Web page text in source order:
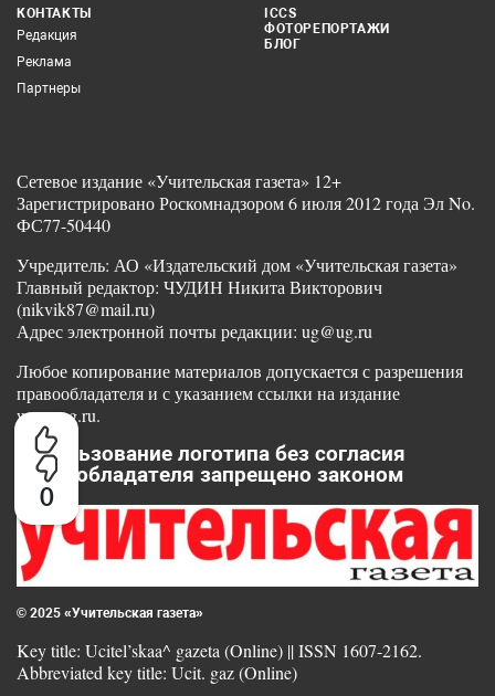
0
КОНТАКТЫ
Редакция
Реклама
Партнеры
ICCS
ФОТОРЕПОРТАЖИ
БЛОГ
Сетевое издание «Учительская газета» 12+
Зарегистрировано Роскомнадзором 6 июля 2012 года Эл No.
ФС77-50440
Учредитель: АО «Издательский дом «Учительская газета»
Главный редактор: ЧУДИН Никита Викторович
(nikvik87@mail.ru)
Адрес электронной почты редакции: ug@ug.ru
Любое копирование материалов допускается с разрешения
правообладателя и с указанием ссылки на издание
www.ug.ru.
Использование логотипа без согласия
правообладателя запрещено законом
© 2025 «Учительская газета»
Key title: Ucitel’skaa^ gazeta (Online) || ISSN 1607-2162.
Abbreviated key title: Ucit. gaz (Online)